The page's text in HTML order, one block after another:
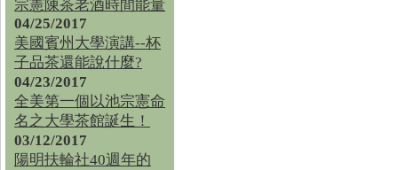
宗憲陳茶老酒時間能量
04/25/2017
美國賓州大學演講--杯
子品茶還能說什麼?
04/23/2017
全美第一個以池宗憲命
名之大學茶館誕生！
03/12/2017
陽明扶輪社40週年的